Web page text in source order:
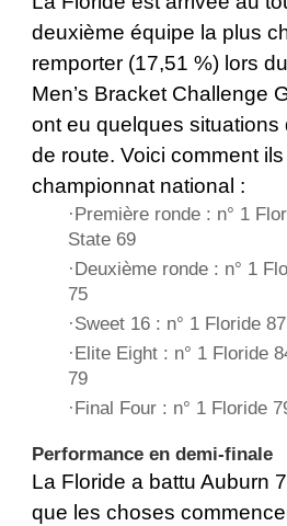
deuxième équipe la plus
remporter (17,51 %) lors
Men’s Bracket Challenge
ont eu quelques situations
de route. Voici comment
championnat national :
·Première ronde : n° 1
State 69
·Deuxième ronde : n° 1
75
·Sweet 16 : n° 1 Floride
·Elite Eight : n° 1 Floride
79
·Final Four : n° 1 Floride
Performance en demi-finale
La Floride a battu Auburn
que les choses